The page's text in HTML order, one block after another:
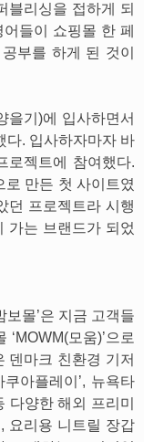
블리싱을 접하게 되
들이 쇼핑몰 한 페
부를 하게 된 것이
을기)에 입사하면서
다. 입사하자마자 바
로젝트에 참여했다.
만든 첫 사이트였
던 프로젝트라 시행
가는 브랜드가 되었
보몰’은 지금 고객들
모움)’으로
덴마크 친환경 기저
쿠아플레이’, 뉴욕타
다양한 해외 프리미
요리용 니트릴 장갑